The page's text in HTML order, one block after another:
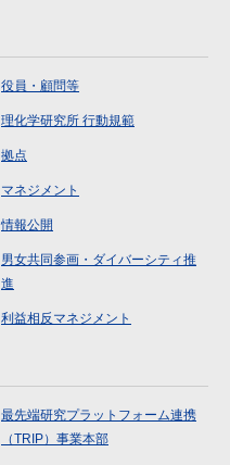
役員・顧問等
理化学研究所 行動規範
拠点
マネジメント
情報公開
男女共同参画・ダイバーシティ推
進
利益相反マネジメント
最先端研究プラットフォーム連携
（TRIP）事業本部